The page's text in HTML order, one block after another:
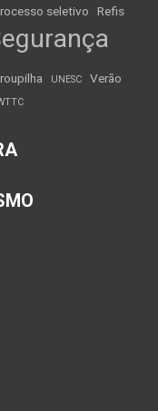
seletivo Refis
UNESC
Verão